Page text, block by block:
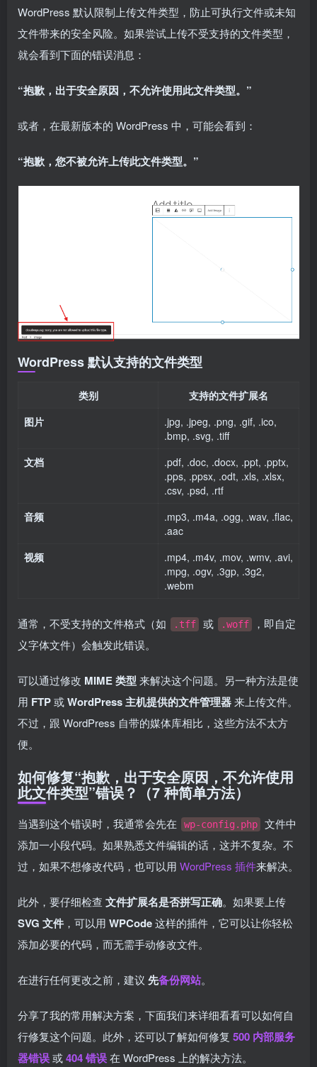
WordPress 默认限制上传文件类型，防止可执行文件或未知
文件带来的安全风险。如果尝试上传不受支持的文件类型，
就会看到下面的错误消息：
“抱歉，出于安全原因，不允许使用此文件类型。”
或者，在最新版本的 WordPress 中，可能会看到：
“抱歉，您不被允许上传此文件类型。”
WordPress 默认支持的文件类型
类别
支持的文件扩展名
图片
.jpg, .jpeg, .png, .gif, .ico,
.bmp, .svg, .tiff
文档
.pdf, .doc, .docx, .ppt, .pptx,
.pps, .ppsx, .odt, .xls, .xlsx,
.csv, .psd, .rtf
音频
.mp3, .m4a, .ogg, .wav, .flac,
.aac
视频
.mp4, .m4v, .mov, .wmv, .avi,
.mpg, .ogv, .3gp, .3g2,
.webm
通常，不受支持的文件格式（如 .tff 或 .woff
，即自定
义字体文件）会触发此错误。
可以通过修改 MIME 类型 来解决这个问题。另一种方法是使
用 FTP或WordPress 主机提供的文件管理器来上传文件。
不过，跟 WordPress 自带的媒体库相比，这些方法不太方
便。
如何修复“抱歉，出于安全原因，不允许使用
此文件类型”错误？（7 种简单方法）
当遇到这个错误时，我通常会先在 wp-config.php
文件中
添加一小段代码。如果熟悉文件编辑的话，这并不复杂。不
过，如果不想修改代码，也可以用 WordPress 插件来解决。
此外，要仔细检查 文件扩展名是否拼写正确。如果要上传
SVG 文件 ，可以用 WPCode这样的插件，它可以让你轻松
添加必要的代码，而无需手动修改文件。
在进行任何更改之前，建议 先备份网站。
分享了我的常用解决方案，下面我们来详细看看可以如何自
行修复这个问题。此外，还可以了解如何修复 500 内部服务
器错误或404 错误在 WordPress 上的解决方法。